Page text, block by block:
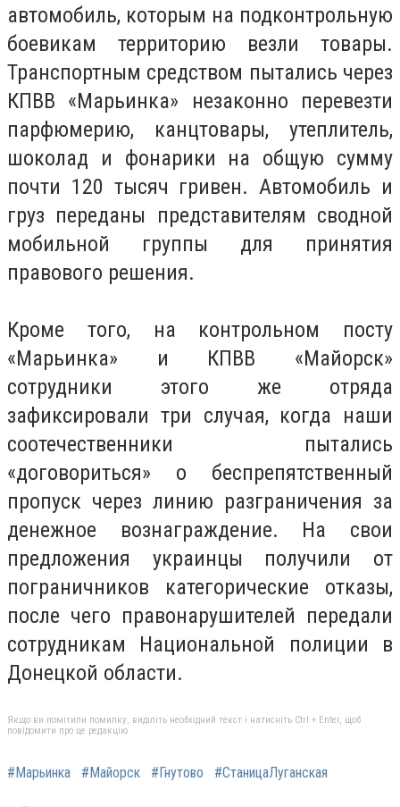
автомобиль, которым на подконтрольную
боевикам территорию везли товары.
Транспортным средством пытались через
КПВВ «Марьинка» незаконно перевезти
парфюмерию, канцтовары, утеплитель,
шоколад и фонарики на общую сумму
почти 120 тысяч гривен. Автомобиль и
груз переданы представителям сводной
мобильной группы для принятия
правового решения.
Кроме того, на контрольном посту
«Марьинка» и КПВВ «Майорск»
сотрудники этого же отряда
зафиксировали три случая, когда наши
соотечественники пытались
«договориться» о беспрепятственный
пропуск через линию разграничения за
денежное вознаграждение. На свои
предложения украинцы получили от
пограничников категорические отказы,
после чего правонарушителей передали
сотрудникам Национальной полиции в
Донецкой области.
Якщо ви помітили помилку, виділіть необхідний текст і натисніть Ctrl + Enter, щоб
повідомити про це редакцію
#Марьинка #Майорск #Гнутово #СтаницаЛуганская